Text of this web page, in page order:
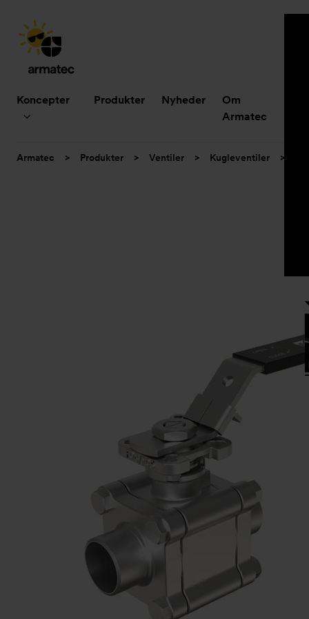
Koncepter Produkter Nyheder
Om
Armatec
Du
Armatec > Produkter > Ventiler > Kugleventiler >